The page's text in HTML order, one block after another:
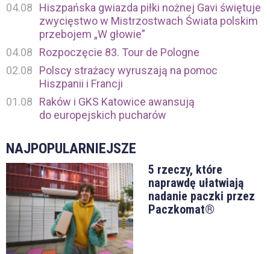
04.08
Hiszpańska gwiazda piłki nożnej Gavi świętuje
zwycięstwo w Mistrzostwach Świata polskim
przebojem „W głowie”
04.08
Rozpoczęcie 83. Tour de Pologne
02.08
Polscy strażacy wyruszają na pomoc
Hiszpanii i Francji
01.08
Raków i GKS Katowice awansują
do europejskich pucharów
NAJPOPULARNIEJSZE
5 rzeczy, które
naprawdę ułatwiają
nadanie paczki przez
Paczkomat®